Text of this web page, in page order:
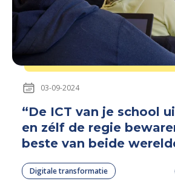
03-09-2024
“De ICT van je school
en zélf de regie
beste van beide
Digitale transformatie